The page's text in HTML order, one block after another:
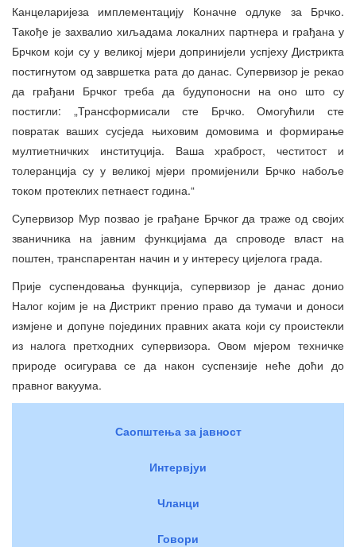
Канцеларијеза имплементацију Коначне одлуке за Брчко.
Такође је захвалио хиљадама локалних партнера и грађана у
Брчком који су у великој мјери допринијели успјеху Дистрикта
постигнутом од завршетка рата до данас. Супервизор је рекао
да грађани Брчког треба да будупоносни на оно што су
постигли: „Трансформисали сте Брчко. Омогућили сте
повратак ваших сусједа њиховим домовима и формирање
мултиетничких институција. Ваша храброст, честитост и
толеранција су у великој мјери промијенили Брчко набоље
током протеклих петнаест година.“
Супервизор Мур позвао је грађане Брчког да траже од својих
званичника на јавним функцијама да спроводе власт на
поштен, транспарентан начин и у интересу цијелога града.
Прије суспендовања функција, супервизор је данас донио
Налог којим је на Дистрикт пренио право да тумачи и доноси
измјене и допуне појединих правних аката који су проистекли
из налога претходних супервизора. Овом мјером техничке
природе осигурава се да након суспензије неће доћи до
правног вакуума.
Саопштења за јавност
Интервјуи
Чланци
Говори